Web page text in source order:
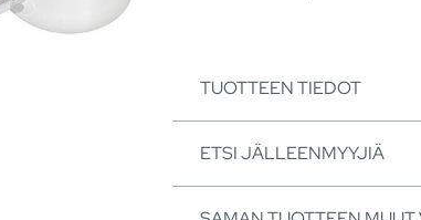
TUOTTEEN TIEDOT
ETSI JÄLLEENMYYJIÄ